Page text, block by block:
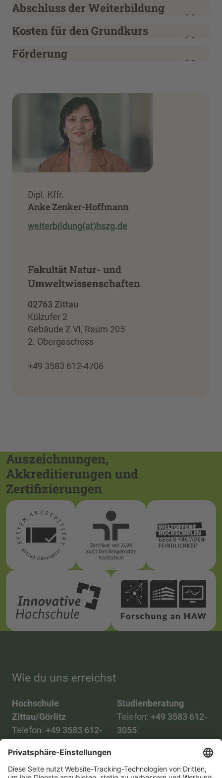
Abschluss der Weiterbildung
Kosten für den Grundkurs
Förderung
Dipl.-Kffr.
Anke Zenker-Hoffmann
weiterbildung(at)hszg.de
Fakultät Natur- und
Umweltwissenschaften
02763 Zittau
Külzufer 2
Gebäude Z VI, Raum 205
2. Obergeschoss
+49 3583 612-4706
Auszeichnungen,
Akkreditierungen und
Zertifizierungen
Wie du uns erreichst
Hochschule
Zittau/Görlitz
Telefon: +49 3583 612-
Mail:info(at)hszg.de
Studienberatung
Telefon: +49 3583 612-
3055
Mail: